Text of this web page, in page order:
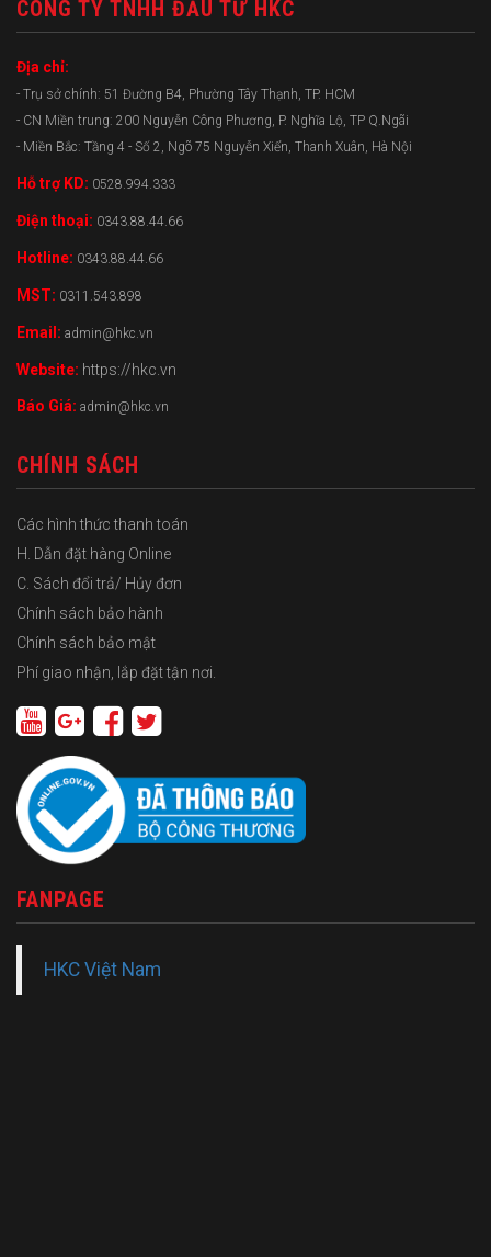
CÔNG TY TNHH ĐẦU TƯ HKC
Địa chỉ:
- Trụ sở chính: 51 Đường B4, Phường Tây Thạnh, TP. HCM
- CN Miền trung: 200 Nguyễn Công Phương, P. Nghĩa Lộ, TP Q.Ngãi
- Miền Bắc: Tầng 4 - Số 2, Ngõ 75 Nguyễn Xiển, Thanh Xuân, Hà Nội
Hỗ trợ KD: 0528.994.333
Điện thoại: 0343.88.44.66
Hotline: 0343.88.44.66
MST: 0311.543.898
Email: admin@hkc.vn
Website: https://hkc.vn
Báo Giá: admin@hkc.vn
CHÍNH SÁCH
Các hình thức thanh toán
H. Dẫn đặt hàng Online
C. Sách đổi trả/ Hủy đơn
Chính sách bảo hành
Chính sách bảo mật
Phí giao nhận, lắp đặt tận nơi.
FANPAGE
HKC Việt Nam